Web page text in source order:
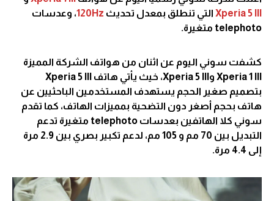
Xperia 5 III التي تنطلق بمعدل تحديث 120Hz، وعدسات
telephoto متغيرة.
كشفت سوني اليوم عن اثنان من هواتف الشركة المميزة
Xperia 1 III وXperia 5 III، خيث يأتي هاتف Xperia 5 III
بتصميم صغير الحجم يستهدف المستخدمين الباحثيين عن
هاتف بحجم أصغر دون التضحية بمميزات الهاتف، كما تقدم
سوني كلا الهاتفين بعدسات telephoto متغيرة تدعم
التبديل بين 70 مم و 105 مم، لدعم تكبير بصري بين 2.9 مرة
إلى 4.4 مرة.